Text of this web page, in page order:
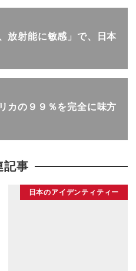
放射能に敏感」で、日本
カの９９％を完全に味方
記事
日本のアイデンティティー